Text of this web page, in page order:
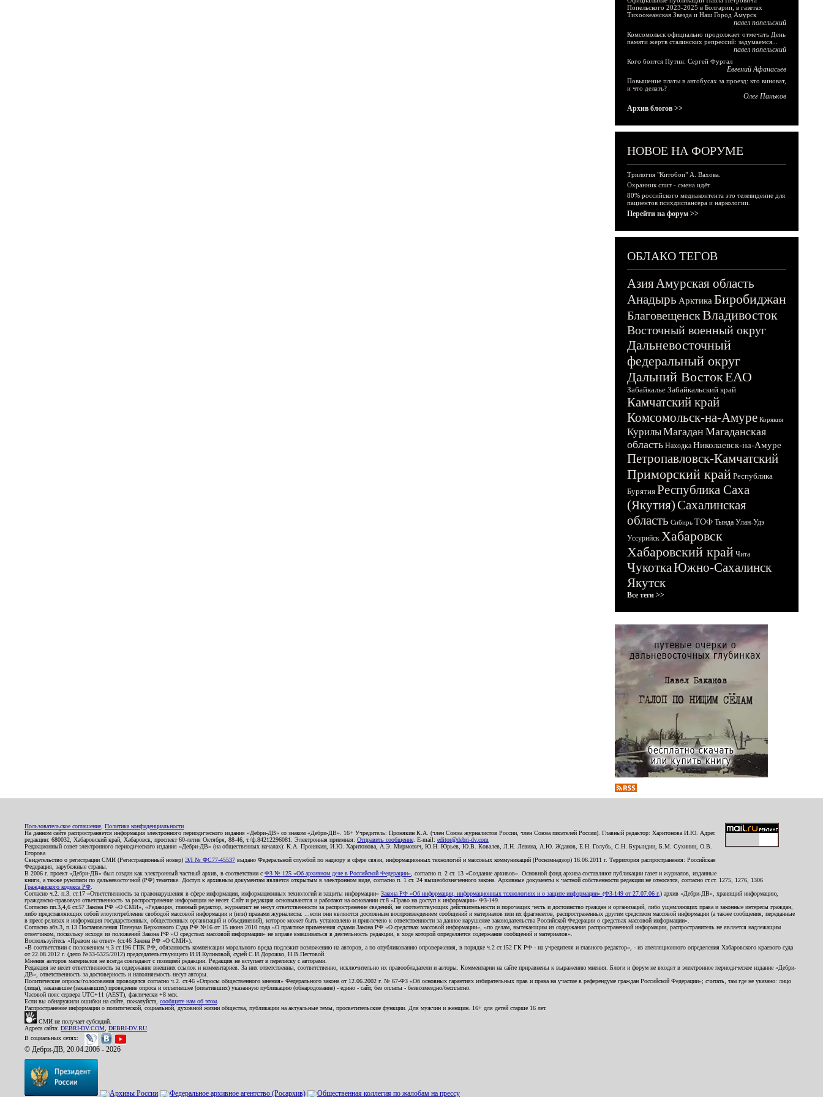
Попельского 2023-2025 в Болгарии, в газетах
Тихоокеанская Звезда и Наш Город Амурск
павел попельский
Комсомольск официально продолжает отмечать День
памяти жертв сталинских репрессий: задумаемся...
павел попельский
Кого боится Путин: Сергей Фургал
Евгений Афанасьев
Повышение платы в автобусах за проезд: кто виноват,
и что делать?
Олег Паньков
Архив блогов >>
НОВОЕ НА ФОРУМЕ
Трилогия "Китобои" А. Вахова.
Охранник спит - смена идёт
80% российского медиаконтента это телевидение для
пациентов психдиспансера и наркологии.
Перейти на форум >>
ОБЛАКО ТЕГОВ
АзияАмурская область
Анадырь Арктика Биробиджан
БлаговещенскВладивосток
Восточный военный округ
Дальневосточный
федеральный округ
Дальний ВостокЕАО
Забайкалье Забайкальский край
Камчатский край
Комсомольск-на-Амуре Корякия
КурилыМагадан Магаданская
область Находка Николаевск-на-Амуре
Петропавловск-Камчатский
Приморский край Республика
Бурятия Республика Саха
(Якутия)Сахалинская
область Сибирь ТОФ Тында Улан-Удэ
Уссурийск Хабаровск
Хабаровский край Чита
ЧукоткаЮжно-Сахалинск
Якутск
Все теги >>
Пользовательское соглашение Политика конфиденциальности
На данном сайте распространяется информация электронного периодического издания «Дебри-ДВ» со знаком «Дебри-ДВ». 16+ Учредитель: Пронякин К.А. (член Союза журналистов России, член Союза писателей России). Главный редактор: Харитонова И.Ю. Адрес
редакции: 680032, Хабаровский край, Хабаровск, проспект 60-летия Октября, 88-46, т./ф.84212296081. Электронная приемная: Отправить сообщение . E-mail: editor@debri-dv.com
Редакционный совет электронного периодического издания «Дебри-ДВ» (на общественных началах): К.А. Пронякин, И.Ю. Харитонова, А.Э. Мирмович, Ю.Н. Юрьев, Ю.В. Ковалев, Л.Н. Левина, А.Ю. Жданов, Е.Н. Голубь, С.Н. Бурындин, Б.М. Сухинин, О.В.
Егорова
Свидетельство о регистрации СМИ (Регистрационный номер) ЭЛ № ФС77-45537 выдано Федеральной службой по надзору в сфере связи, информационных технологий и массовых коммуникаций (Роскомнадзор) 16.06.2011 г. Территория распространения: Российская
Федерация, зарубежные страны.
В 2006 г. проект «Дебри-ДВ» был создан как электронный частный архив, в соответствии с ФЗ № 125 «Об архивном деле в Российской Федерации» , согласно п. 2 ст. 13 «Создание архивов». Основной фонд архива составляют публикации газет и журналов, изданные
книги, а также рукописи по дальневосточной (РФ) тематике. Доступ к архивным документам является открытым в электронном виде, согласно п. 1 ст. 24 вышеобозначенного закона. Архивные документы к частной собственности редакции не относятся, согласно ст.ст. 1275, 1276, 1306
Гражданского кодекса РФ
Согласно ч.2. п.3. ст.17 «Ответственность за правонарушения в сфере информации, информационных технологий и защиты информации» Закона РФ «Об информации, информационных технологиях и о защите информации» (ФЗ-149 от 27.07.06 г.) архив «Дебри-ДВ», хранящий информацию,
гражданско-правовую ответственность за распространение информации не несет. Сайт и редакция основываются и работают на основании ст.8 «Право на доступ к информации» ФЗ-149.
Согласно пп.3,4,6 ст.57 Закона РФ «О СМИ», «Редакция, главный редактор, журналист не несут ответственности за распространение сведений, не соответствующих действительности и порочащих честь и достоинство граждан и организаций, либо ущемляющих права и законные интересы граждан,
либо представляющих собой злоупотребление свободой массовой информации и (или) правами журналиста: ...если они являются дословным воспроизведением сообщений и материалов или их фрагментов, распространенных другим средством массовой информации (а также сообщения, переданные
в пресс-релизах и информация государственных, общественных организаций и объединений), которое может быть установлено и привлечено к ответственности за данное нарушение законодательства Российской Федерации о средствах массовой информации».
Согласно абз.3, п.13 Постановления Пленума Верховного Суда РФ №16 от 15 июня 2010 года «О практике применения судами Закона РФ «О средствах массовой информации», «по делам, вытекающим из содержания распространенной информации, распространитель не является надлежащим
ответчиком, поскольку исходя из положений Закона РФ «О средствах массовой информации» не вправе вмешиваться в деятельность редакции, в ходе которой определяется содержание сообщений и материалов».
Воспользуйтесь «Правом на ответ» (ст.46 Закона РФ «О СМИ»).
«В соответствии с положением ч.3 ст.196 ГПК РФ, обязанность компенсации морального вреда подлежит возложению на авторов, а по опубликованию опровержения, в порядке ч.2 ст.152 ГК РФ - на учредителя и главного редактор», - из апелляционного определения Хабаровского краевого суда
от 22.08.2012 г. (дело №33-5325/2012) председательствующего И.И.Куликовой, судей С.И.Дорожко, Н.В.Пестовой.
Мнения авторов материалов не всегда совпадают с позицией редакции. Редакция не вступает в переписку с авторами.
Редакция не несет ответственность за содержание внешних ссылок и комментариев. За них ответственны, соответственно, исключительно их правообладатели и авторы. Комментарии на сайте приравнены к выражению мнения. Блоги и форум не входят в электронное периодическое издание «Дебри-
ДВ», ответственность за достоверность и наполняемость несут авторы.
Политические опросы/голосования проводятся согласно ч.2. ст.46 «Опросы общественного мнения» Федерального закона от 12.06.2002 г. № 67-ФЗ «Об основных гарантиях избирательных прав и права на участие в референдуме граждан Российской Федерации»; считать, там где не указано: лицо
(лица), заказавшее (заказавших) проведение опроса и оплатившее (оплативших) указанную публикацию (обнародование) - едино - сайт, без оплаты - безвозмездно/бесплатно.
Часовой пояс сервера UTC+11 (AEST), фактически +8 мск.
Если вы обнаружили ошибки на сайте, пожалуйста, сообщите нам об этом
Распространение информации о политической, социальной, духовной жизни общества, публикации на актуальные темы, просветительские функции. Для мужчин и женщин. 16+ для детей старше 16 лет.
СМИ не получает субсидий.
Адреса сайта: DEBRI-DV.COM DEBRI-DV.RU
В социальных сетях:
© Дебри-ДВ, 20.04.2006 - 2026